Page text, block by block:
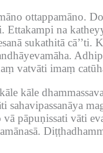
ottappamāno.
Ettakampi na
sukathitā cā’’ti.
vatvāti imaṃ
kāle
sahavipassanāya
pāpuṇissati vāti